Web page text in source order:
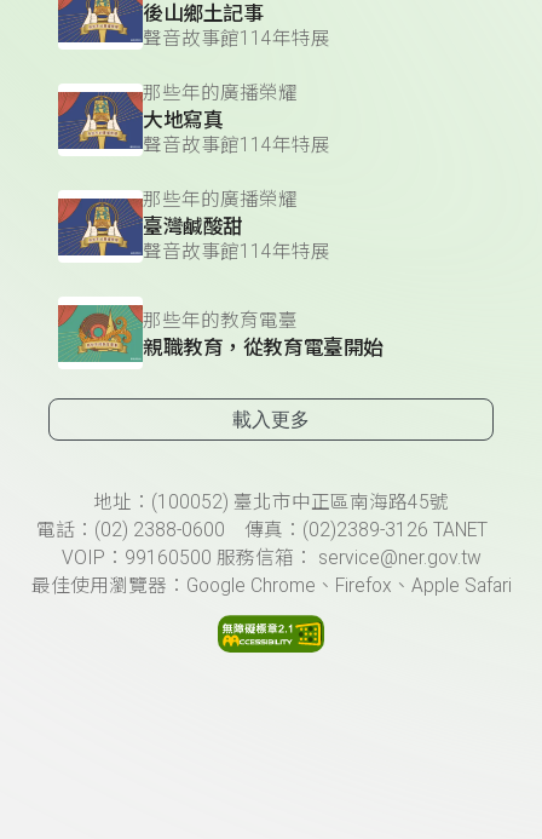
後山鄉土記事
聲音故事館114年特展
那些年的廣播榮耀
大地寫真
聲音故事館114年特展
那些年的廣播榮耀
臺灣鹹酸甜
聲音故事館114年特展
那些年的教育電臺
親職教育，從教育電臺開始
載入更多
頁尾資訊地址：(100052) 臺北市中正區南海路45號
電話：(02) 2388-0600 傳真：(02)2389-3126 TANET
VOIP：99160500 服務信箱： service@ner.gov.tw
最佳使用瀏覽器：Google Chrome、Firefox、Apple Safari